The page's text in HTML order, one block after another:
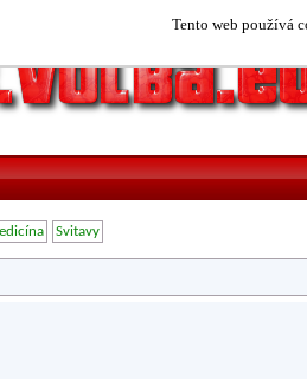
Tento web používá
Svitavy